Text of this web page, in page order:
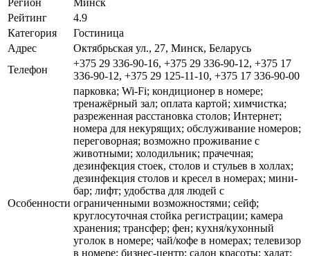
Рейтинг
4.9
Категория
Гостиница
Адрес
Октябрьская ул., 27, Минск, Беларусь
Телефон
+375 29 336-90-16, +375 29 336-90-12, +375 17
336-90-12, +375 29 125-11-10, +375 17 336-90-00
Особенности
парковка; Wi-Fi; кондиционер в номере;
тренажёрный зал; оплата картой; химчистка;
разреженная расстановка столов; Интернет;
номера для некурящих; обслуживание номеров;
переговорная; возможно проживание с
животными; холодильник; прачечная;
дезинфекция стоек, столов и стульев в холлах;
дезинфекция столов и кресел в номерах; мини-
бар; лифт; удобства для людей с
ограниченными возможностями; сейф;
круглосуточная стойка регистрации; камера
хранения; трансфер; фен; кухня/кухонный
уголок в номере; чай/кофе в номерах; телевизор
в номере; бизнес-центр; салон красоты; халат;